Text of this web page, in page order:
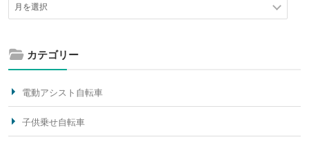
カテゴリー
電動アシスト自転車
子供乗せ自転車